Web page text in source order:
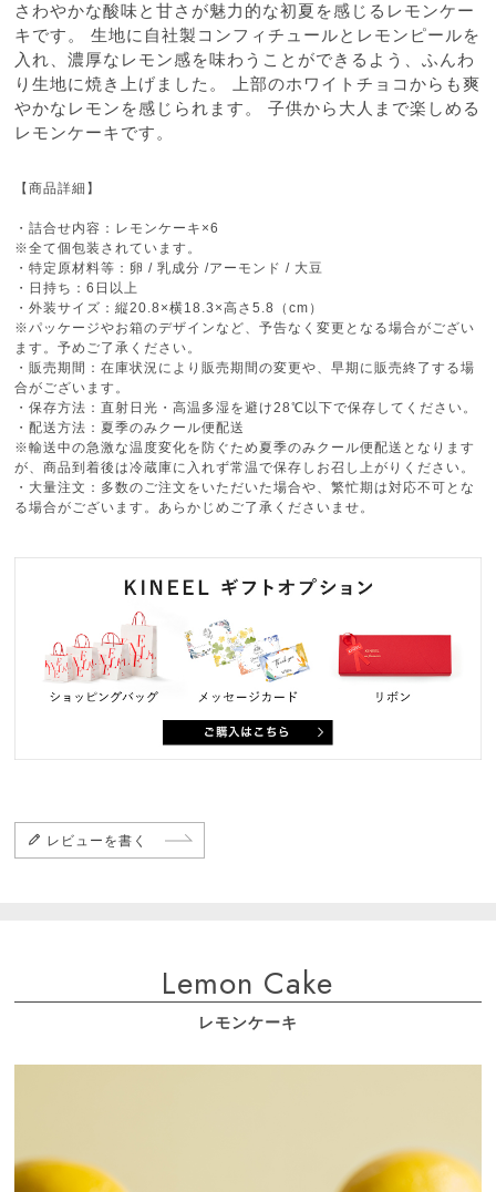
さわやかな酸味と甘さが魅力的な初夏を感じるレモンケー
キです。 生地に自社製コンフィチュールとレモンピールを
入れ、濃厚なレモン感を味わうことができるよう、ふんわ
り生地に焼き上げました。 上部のホワイトチョコからも爽
やかなレモンを感じられます。 子供から大人まで楽しめる
レモンケーキです。
【商品詳細】
・詰合せ内容：レモンケーキ×6
※全て個包装されています。
・特定原材料等：卵 / 乳成分 /アーモンド / 大豆
・日持ち：6日以上
・外装サイズ：縦20.8×横18.3×高さ5.8（cm）
※パッケージやお箱のデザインなど、予告なく変更となる場合がござい
ます。予めご了承ください。
・販売期間：在庫状況により販売期間の変更や、早期に販売終了する場
合がございます。
・保存方法：直射日光・高温多湿を避け28℃以下で保存してください。
・配送方法：夏季のみクール便配送
※輸送中の急激な温度変化を防ぐため夏季のみクール便配送となります
が、商品到着後は冷蔵庫に入れず常温で保存しお召し上がりください。
・大量注文：多数のご注文をいただいた場合や、繁忙期は対応不可とな
る場合がございます。あらかじめご了承くださいませ。
レビューを書く
Lemon Cake
レモンケーキ